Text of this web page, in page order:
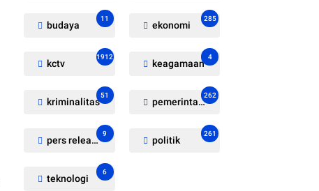
budaya
11
ekonomi
285
kctv
1912
keagamaan
4
kriminalitas
51
pemerintahan
262
pers release
9
politik
261
teknologi
6